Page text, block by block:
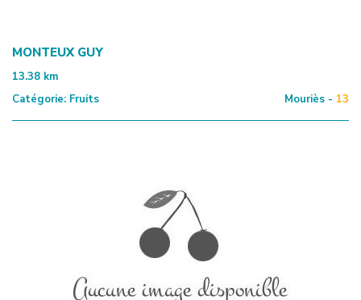
MONTEUX GUY
13.38 km
Catégorie: Fruits Mouriès - 13